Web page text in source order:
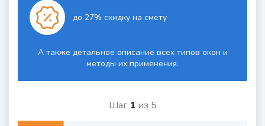
до 27% скидку на смету
А также детальное описание всех типов окон и
методы их применения.
Шаг 1 из 5